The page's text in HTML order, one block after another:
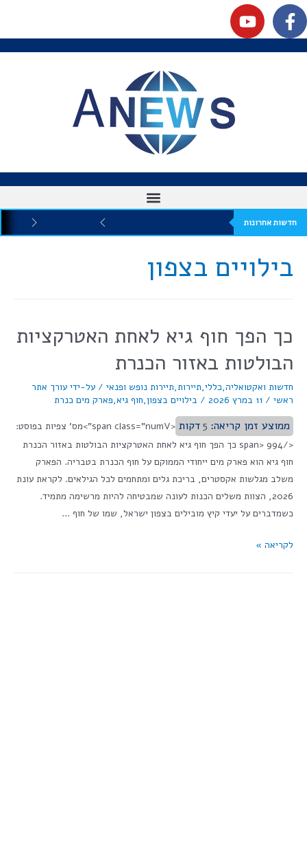
חדשות אחרונות
בילויים בצפון
כך הפך חוף גיא לאחת האטרקציות
הבולטות באזור הכנרת
חדשות ואקטואליה,כללי,תיירות,תיירות נופש ופנאי / על-ידי עורך אתר
ראשי / 11 במרץ 2026 / בילויים בצפון,חוף גיא,פארק מים כנרת
ממוצע זמן קריאה: 5דקות
<span class="numV">מס' צפיות בפוסט:
</span> 994 כך הפך חוף גיא לאחת האטרקציות הבולטות באזור הכנרת
חוף גיא הוא פארק מים ייחודי הממוקם על חוף הכנרת בטבריה. הפארק
משלב מגלשות אקסטרים, בריכת גלים ומתחמים לכל הגילאים. לקראת עונת
2026, הצוות משלים הכנות לעונה שמבטיחה להיות מרשימה מתמיד.
כשמדברים על יעדי קיץ מובילים בצפון ישראל, שמו של חוף …
לקריאה »